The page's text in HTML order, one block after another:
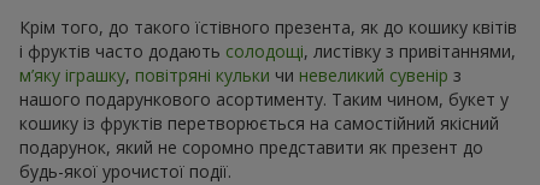
Крім того, до такого їстівного презента, як до кошику квітів
і фруктів часто додають солодощі, листівку з привітаннями,
м’яку іграшку, повітряні кульки чи невеликий сувенір з
нашого подарункового асортименту. Таким чином, букет у
кошику із фруктів перетворюється на самостійний якісний
подарунок, який не соромно представити як презент до
будь-якої урочистої події.